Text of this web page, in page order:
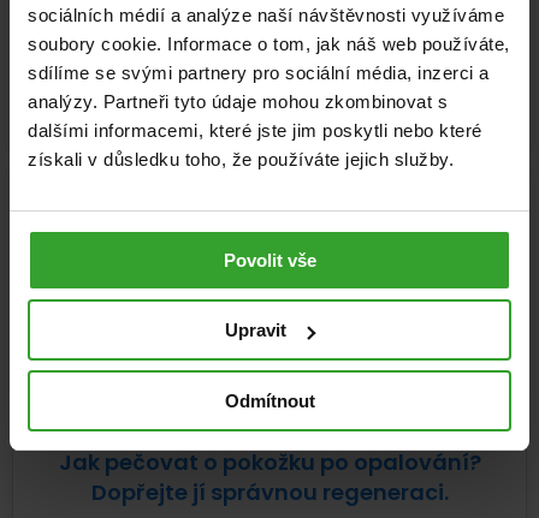
sociálních médií a analýze naší návštěvnosti využíváme
soubory cookie. Informace o tom, jak náš web používáte,
sdílíme se svými partnery pro sociální média, inzerci a
analýzy. Partneři tyto údaje mohou zkombinovat s
dalšími informacemi, které jste jim poskytli nebo které
získali v důsledku toho, že používáte jejich služby.
Povolit vše
Upravit
Odmítnout
Pevné kosti nejsou samozřejmostí. Kostní tkáň se po
celý život neustále obnovuje a reaguje na to, co jíme,...
Pohybová soustava Zdravá výživa 22. 7. 2026
Jak pečovat o pokožku po opalování?
Dopřejte jí správnou regeneraci.